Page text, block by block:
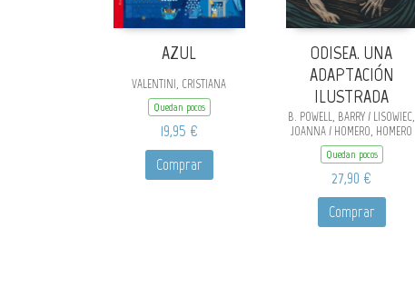
AZUL
VALENTINI, CRISTIANA
Quedan pocos
19,95 €
Comprar
ODISEA. UNA
ADAPTACIÓN
ILUSTRADA
B. POWELL, BARRY / LISOWIEC,
JOANNA / HOMERO, HOMERO
Quedan pocos
27,90 €
Comprar